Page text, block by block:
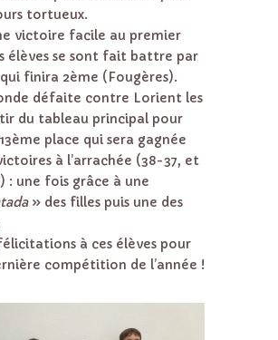
tortueux.
victoire facile au premier
élèves se sont fait battre par
qui finira 2ème (Fougères).
défaite contre Lorient les
du tableau principal pour
place qui sera gagnée
à l’arrachée (38-37, et
: une fois grâce à une
» des filles puis une des
à ces élèves pour
compétition de l’année !